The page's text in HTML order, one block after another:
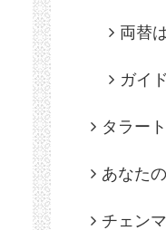
両替
ガイ
タラー
あなた
チェン